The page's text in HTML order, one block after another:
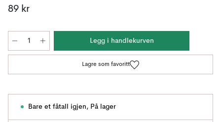
89 kr
Legg i handlekurven
Lagre som favoritt
Bare et fåtall igjen , På lager